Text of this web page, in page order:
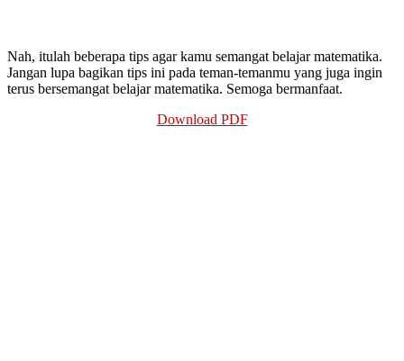
Nah, itulah beberapa tips agar kamu semangat belajar matematika.
Jangan lupa bagikan tips ini pada teman-temanmu yang juga ingin
terus bersemangat belajar matematika. Semoga bermanfaat.
Download PDF